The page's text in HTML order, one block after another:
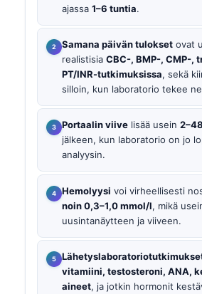
ajassa 1–6 tuntia.
Samana päivän tulokset ovat
realistisia CBC-, BMP-, CMP-,
PT/INR-tutkimuksissa, sekä
silloin, kun laboratorio tekee
Portaalin viive lisää usein
jälkeen, kun laboratorio on jo
analyysin.
Hemolyysi voi virheellisesti
noin 0,3–1,0 mmol/l, mikä
uusintanäytteen ja viiveen.
vitamiini, testosteroni, ANA,
aineet, ja jotkin hormonit